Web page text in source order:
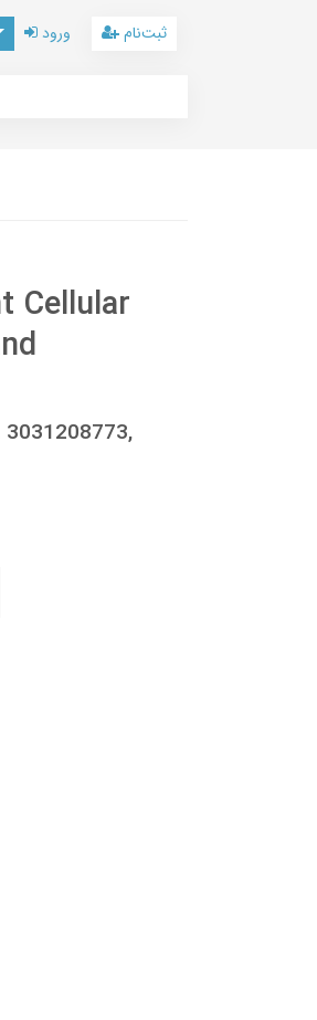
ورود ثبت‌نام
Cellular